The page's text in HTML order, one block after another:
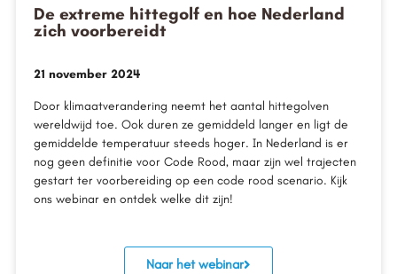
De extreme hittegolf en hoe Nederland
zich voorbereidt
21 november 2024
Door klimaatverandering neemt het aantal hittegolven
wereldwijd toe. Ook duren ze gemiddeld langer en ligt de
gemiddelde temperatuur steeds hoger. In Nederland is er
nog geen definitie voor Code Rood, maar zijn wel trajecten
gestart ter voorbereiding op een code rood scenario. Kijk
ons webinar en ontdek welke dit zijn!
Naar het webinar